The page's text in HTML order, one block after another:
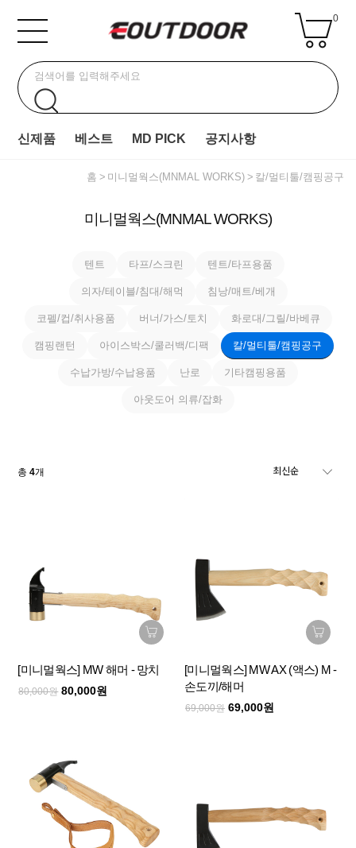
0
신제품 베스트 MD PICK 공지사항
홈 미니멀웍스(MNMAL WORKS) 칼/멀티툴/캠핑공구
미니멀웍스(MNMAL WORKS)
텐트 타프/스크린 텐트/타프용품
의자/테이블/침대/해먹 침낭/매트/베개
코펠/컵/취사용품 버너/가스/토치 화로대/그릴/바베큐
캠핑랜턴 아이스박스/쿨러백/디팩 칼/멀티툴/캠핑공구
수납가방/수납용품 난로 기타캠핑용품
아웃도어 의류/잡화
총4개
[미니멀웍스] MW 해머 - 망치
80,000원 80,000원
[미니멀웍스] MW AX (액스) M -
손도끼/해머
69,000원 69,000원